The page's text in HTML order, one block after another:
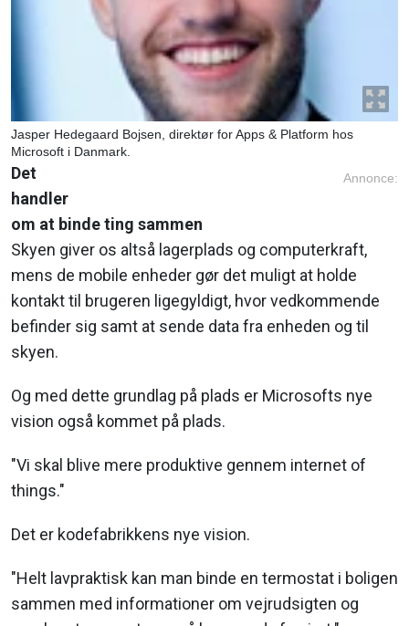
Jasper Hedegaard Bojsen, direktør for Apps & Platform hos
Microsoft i Danmark.
Annonce:
Det
handler
om at binde ting sammen
Skyen giver os altså lagerplads og computerkraft,
mens de mobile enheder gør det muligt at holde
kontakt til brugeren ligegyldigt, hvor vedkommende
befinder sig samt at sende data fra enheden og til
skyen.
Og med dette grundlag på plads er Microsofts nye
vision også kommet på plads.
"Vi skal blive mere produktive gennem internet of
things."
Det er kodefabrikkens nye vision.
"Helt lavpraktisk kan man binde en termostat i boligen
sammen med informationer om vejrudsigten og